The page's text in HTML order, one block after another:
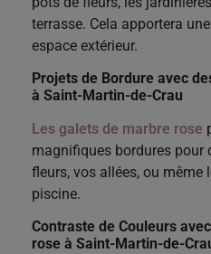
terrasse. Cela apportera
espace extérieur.
Projets de Bordure avec
à Saint-Martin-de-Crau
Les galets de marbre rose
magnifiques bordures pour
fleurs, vos allées, ou même
piscine.
Contraste de Couleurs avec
rose à Saint-Martin-de-